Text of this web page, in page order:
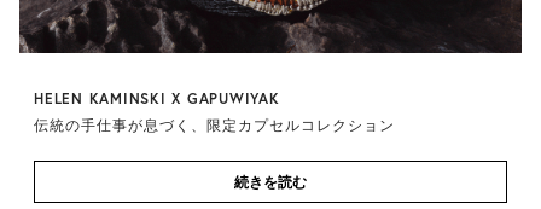
HELEN KAMINSKI X GAPUWIYAK
伝統の手仕事が息づく、限定カプセルコレクション
続きを読む